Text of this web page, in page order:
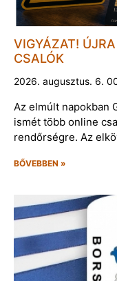
VIGYÁZAT!
CSALÓK
2026. augusztus. 6.
Az elmúlt napokban
ismét több online
rendőrségre. Az
BŐVEBBEN »